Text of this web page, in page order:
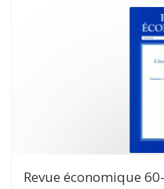
Revue économique